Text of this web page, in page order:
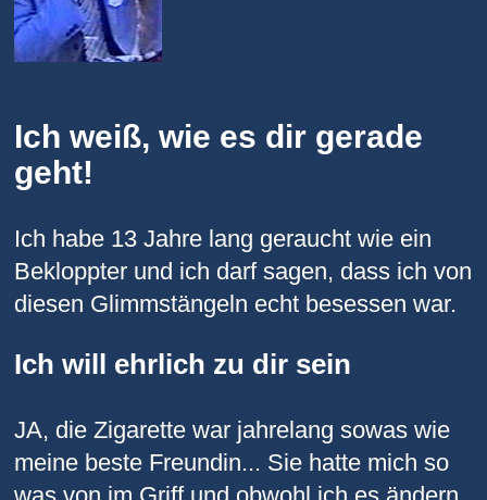
Ich weiß, wie es dir gerade
geht!
Ich habe 13 Jahre lang geraucht wie ein
Bekloppter und ich darf sagen, dass ich von
diesen Glimmstängeln echt besessen war.
Ich will ehrlich zu dir sein
JA, die Zigarette war jahrelang sowas wie
meine beste Freundin... Sie hatte mich so